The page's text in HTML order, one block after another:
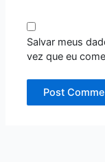
Salvar meus
vez que eu